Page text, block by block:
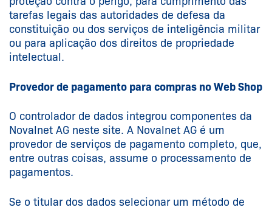
tarefas legais das autoridades de defesa da
constituição ou dos serviços de inteligência militar
ou para aplicação dos direitos de propriedade
intelectual.
Provedor de pagamento para compras no Web Shop
O controlador de dados integrou componentes da
Novalnet AG neste site. A Novalnet AG é um
provedor de serviços de pagamento completo, que,
entre outras coisas, assume o processamento de
pagamentos.
Se o titular dos dados selecionar um método de